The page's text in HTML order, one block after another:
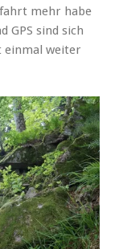
mehr habe
GPS sind sich
einmal weiter